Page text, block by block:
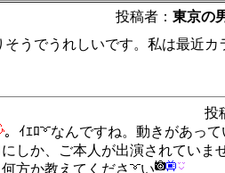
が 投稿者： 東京の
うでうれしいです。私は最近
海峡が 投
。ｲｴﾛ なんですね。動きがあって
しか、ご本人が出演されていま
方か教えてくださ い